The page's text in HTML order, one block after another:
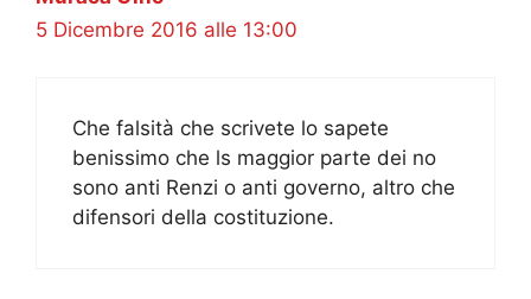
5 Dicembre 2016 alle 13:00
Che falsità che scrivete lo sapete
benissimo che ls maggior parte dei no
sono anti Renzi o anti governo, altro che
difensori della costituzione.